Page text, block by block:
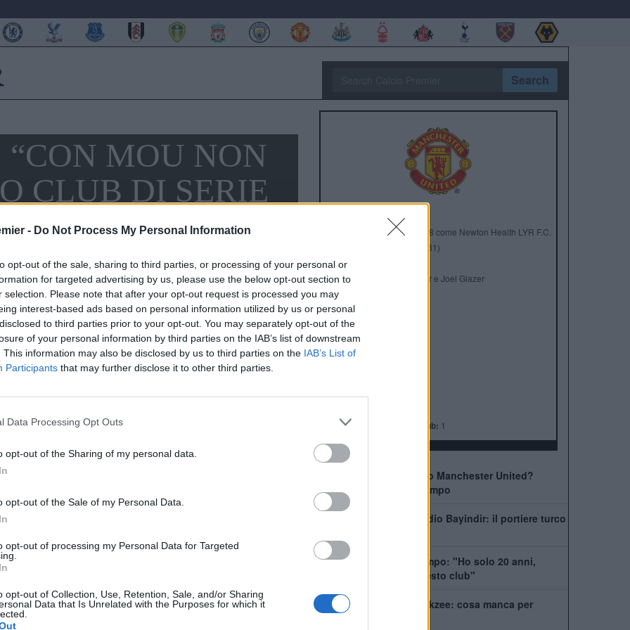
- Do Not Process My Personal Information
opt-out of the sale, sharing to third parties, or processing of your personal or
for targeted advertising by us, please use the below opt-out section to
selection. Please note that after your opt-out request is processed you may
interest-based ads based on personal information utilized by us or personal
to third parties prior to your opt-out. You may separately opt-out of the
of your personal information by third parties on the IAB’s list of downstream
This information may also be disclosed by us to third parties on the IAB’s List of
Participants that may further disclose it to other third parties.
Data Processing Opt Outs
opt-out of the Sharing of my personal data.
opt-out of the Sale of my Personal Data.
opt-out of processing my Personal Data for Targeted
opt-out of Collection, Use, Retention, Sale, and/or Sharing
Data that Is Unrelated with the Purposes for which it
Search
MOU NON
CLUB DI SERIE
United,
Così Fausto Pari, agente dell’ex Torino, ha parlato
capire la volontà della società. Qualche squadra
rifiutato ogni trattativa. Adesso con Mourinho non sta
un giocatore spesso chiamato in Nazionale. Se entro
Anno di Fondazione: 1878 come Newton Health LYR F.C.
Old Trafford (75.731)
Città:
Presidente: Avram Glazer e Joel Glazer
Manager:
ALBO D'ORO
Premier League:
FA Cup:
Champions League:
Coppa del Mondo per Club: 1
Come giocherà il nuovo Manchester United?
Rivoluzione a centrocampo
Manchester United, addio Bayindir: il portiere turco
United, Yoro chiede tempo: "Ho solo 20 anni,
posso dare tanto a questo club"
La Juventus ha il si Zirkzee: cosa manca per